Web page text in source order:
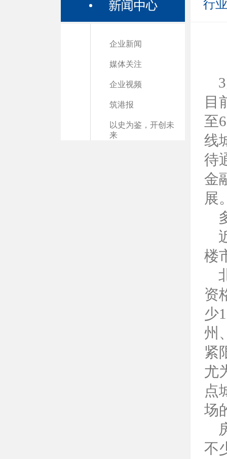
企业新闻
媒体关注
企业视频
筑港报
以史为鉴，开创未
来
行
目
至
线
待
金
展
楼
资
少
州
紧
尤
点
场
不